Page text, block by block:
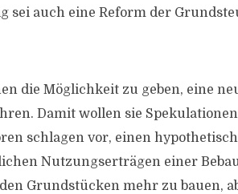
sei auch eine Reform der
die Möglichkeit zu geben, eine
Damit wollen sie
schlagen vor, einen
Nutzungserträgen einer
Grundstücken mehr zu bauen,